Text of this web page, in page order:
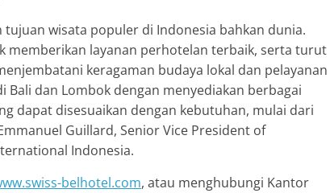
wisata populer di Indonesia bahkan dunia.
memberikan layanan perhotelan terbaik, serta turut
keragaman budaya lokal dan pelayanan
dan Lombok dengan menyediakan berbagai
dapat disesuaikan dengan kebutuhan, mulai dari
Guillard, Senior Vice President of
Indonesia.
belhotel.com, atau menghubungi Kantor